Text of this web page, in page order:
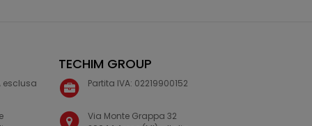
esclusa
TECHIM GROUP
Partita IVA: 02219900152
Via Monte Grappa 32